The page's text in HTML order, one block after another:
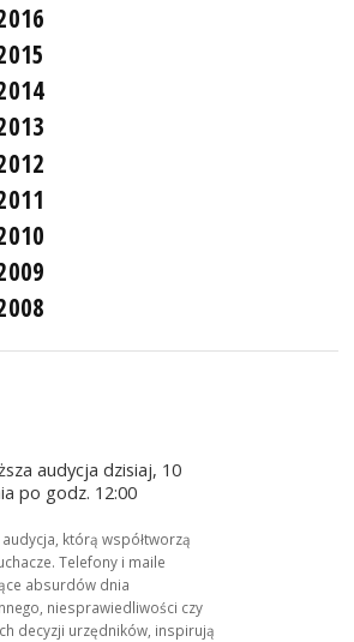
audycja dzisiaj, 10
po godz. 12:00
którą współtworzą
Telefony i maile
absurdów dnia
niesprawiedliwości czy
decyzji urzędników, inspirują